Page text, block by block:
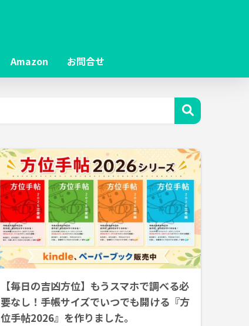
Amazon お問合せ
【毎日の吉凶方位】もうスマホで調べる必
要なし！手帳サイズでいつでも開ける『方
位手帖2026』を作りました。